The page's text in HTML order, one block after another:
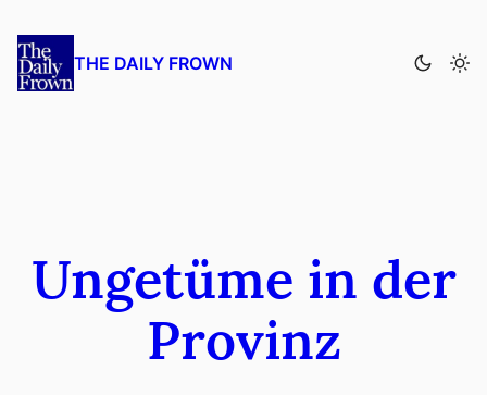
Inhalt
springen
THE DAILY FROWN
Ungetüme in der
Provinz